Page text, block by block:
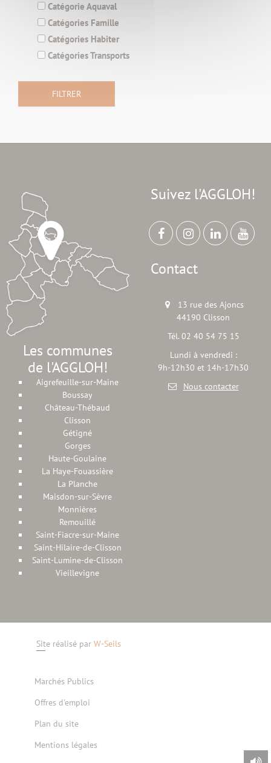
Catégorie Aquaval
Catégories Famille
Catégories Habiter
Catégories Transports
Les communes
de l'AGGLOH!
Aigrefeuille-sur-Maine
Boussay
Château-Thébaud
Clisson
Gétigné
Gorges
Haute-Goulaine
La Haye-Fouassière
La Planche
Maisdon-sur-Sèvre
Monnières
Remouillé
Saint-Fiacre-sur-Maine
Saint-Hilaire-de-Clisson
Saint-Lumine-de-Clisson
Vieillevigne
Suivez l'AGGLOH!
Contact
13 rue des Ajoncs
44190 Clisson
Tél. 02 40 54 75 15
Lundi à vendredi :
9h-12h30 et 14h-17h30
Nous contacter
Site réalisé par W-Seils
Marchés Publics
Offres d'emploi
Plan du site
Mentions légales